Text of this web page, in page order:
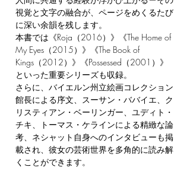
視覚と文字の融合が、ページをめくるたび
に深い余韻を残します。
本書では《Roja（2016）》《The Home of
My Eyes（2015）》《The Book of
Kings（2012）》《Possessed（2001）》
といった重要シリーズも収録。
さらに、バイエルン州立絵画コレクション
館長による序文、スーサン・ババイエ、ク
リスティアン・ベーリンガー、ユディト・
チキ、トーマス・ケラインによる精緻な論
考、ネシャット自身へのインタビューも掲
載され、彼女の芸術世界を多角的に読み解
くことができます。